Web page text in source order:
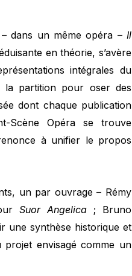
dans un même opéra – Il
en théorie, s’avère
intégrales du
la partition pour oser des
dont chaque publication
Scène Opéra se trouve
à unifier le propos
un par ouvrage – Rémy
Suor Angelica ; Bruno
une synthèse historique et
projet envisagé comme un